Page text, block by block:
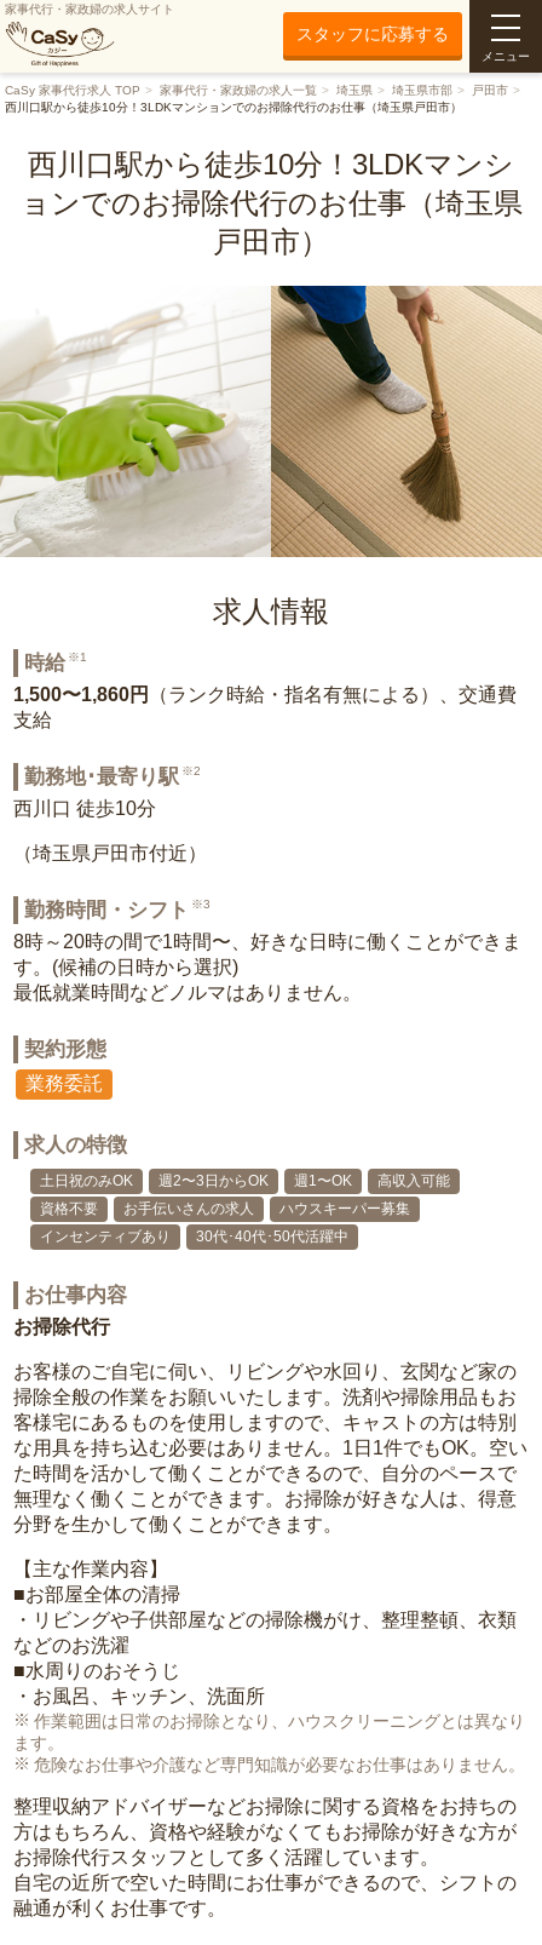
家事代行・家政婦の求人サイト
スタッフに応募する
メニュー
CaSy 家事代行求人 TOP 家事代行・家政婦の求人一覧 埼玉県 埼玉県市部
戸田市
西川口駅から徒歩10分！3LDKマンションでのお掃除代行のお仕事（埼玉県戸田市）
西川口駅から徒歩10分！3LDKマンシ
ョンでのお掃除代行のお仕事（埼玉県
戸田市）
求人情報
時給 ※1
1,500〜1,860円
（ランク時給・指名有無による）、交通費
支給
勤務地･最寄り駅 ※2
西川口 徒歩10分
（埼玉県戸田市付近）
勤務時間・シフト ※3
8時～20時の間で1時間〜、好きな日時に働くことができま
す。(候補の日時から選択)
最低就業時間などノルマはありません。
契約形態
業務委託
求人の特徴
土日祝のみOK 週2〜3日からOK 週1〜OK
高収入可能
資格不要
お手伝いさんの求人
ハウスキーパー募集
インセンティブあり
30代･40代･50代活躍中
お仕事内容
お掃除代行
お客様のご自宅に伺い、リビングや水回り、玄関など家の
掃除全般の作業をお願いいたします。洗剤や掃除用品もお
客様宅にあるものを使用しますので、キャストの方は特別
な用具を持ち込む必要はありません。1日1件でもOK。空い
た時間を活かして働くことができるので、自分のペースで
無理なく働くことができます。お掃除が好きな人は、得意
分野を生かして働くことができます。
【主な作業内容】
■お部屋全体の清掃
・リビングや子供部屋などの掃除機がけ、整理整頓、衣類
などのお洗濯
■水周りのおそうじ
・お風呂、キッチン、洗面所
作業範囲は日常のお掃除となり、ハウスクリーニングとは異なり
ます。
危険なお仕事や介護など専門知識が必要なお仕事はありません。
整理収納アドバイザーなどお掃除に関する資格をお持ちの
方はもちろん、資格や経験がなくてもお掃除が好きな方が
お掃除代行スタッフとして多く活躍しています。
自宅の近所で空いた時間にお仕事ができるので、シフトの
融通が利くお仕事です。